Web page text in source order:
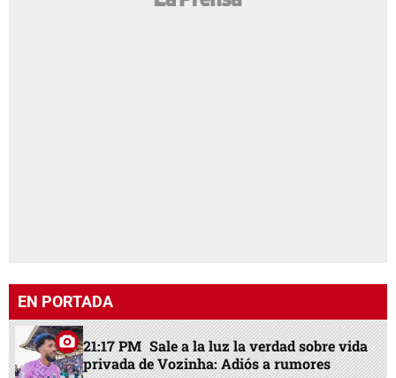
EN PORTADA
21:17 PM Sale a la luz la verdad sobre vida
privada de Vozinha: Adiós a rumores